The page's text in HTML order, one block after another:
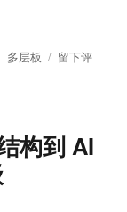
交换板与 HDI、多
多层板
于
PCB
留下评
构到 AI